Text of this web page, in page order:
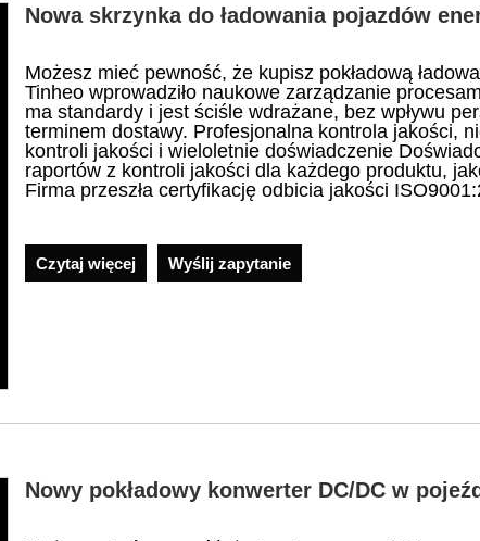
Nowa skrzynka do ładowania pojazdów
Możesz mieć pewność, że kupisz pokładową
Tinheo wprowadziło naukowe zarządzanie
ma standardy i jest ściśle wdrażane, bez wpływu
terminem dostawy. Profesjonalna kontrola jakości,
kontroli jakości i wieloletnie doświadczenie
raportów z kontroli jakości dla każdego produktu,
Firma przeszła certyfikację odbicia jakości
Czytaj więcej Wyślij zapytanie
Nowy pokładowy konwerter DC/DC w